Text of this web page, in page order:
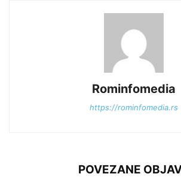
Rominfomedia
https://rominfomedia.rs
POVEZANE